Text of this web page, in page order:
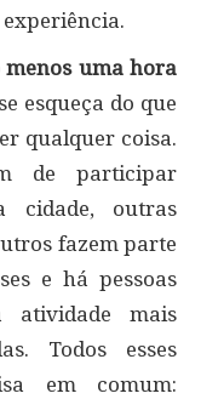
experiência.
menos uma hora
esqueça do que
qualquer coisa.
de participar
cidade, outras
fazem parte
e há pessoas
mais
Todos esses
em comum: